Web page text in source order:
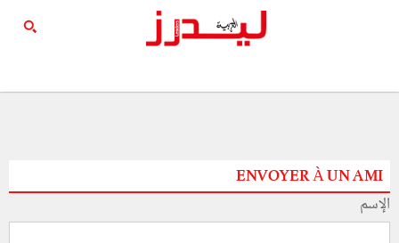
ENVOYER À UN AMI
الإسم